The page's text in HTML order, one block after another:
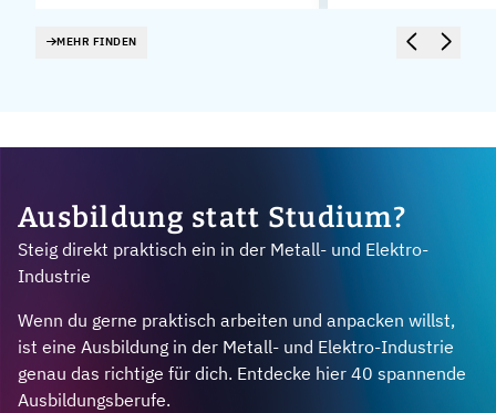
MEHR FINDEN
Ausbildung statt Studium?
Steig direkt praktisch ein in der Metall- und Elektro-
Industrie
Wenn du gerne praktisch arbeiten und anpacken willst,
ist eine Ausbildung in der Metall- und Elektro-Industrie
genau das richtige für dich. Entdecke hier 40 spannende
Ausbildungsberufe.